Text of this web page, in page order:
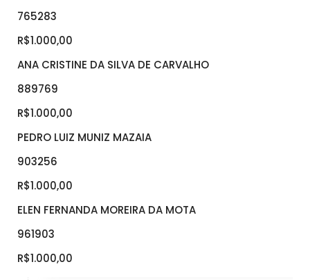
765283
R$1.000,00
ANA CRISTINE DA SILVA DE CARVALHO
889769
R$1.000,00
PEDRO LUIZ MUNIZ MAZAIA
903256
R$1.000,00
ELEN FERNANDA MOREIRA DA MOTA
961903
R$1.000,00